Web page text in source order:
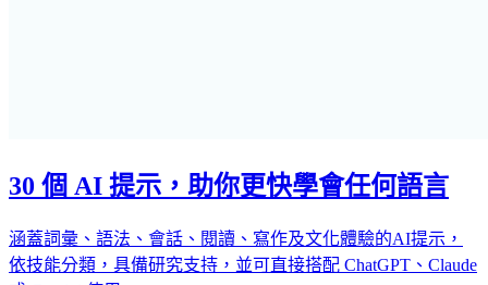
30 個 AI 提示，助你更快學會任何語言
涵蓋詞彙、語法、會話、閱讀、寫作及文化體驗的AI提示，
依技能分類，具備研究支持，並可直接搭配 ChatGPT、Claude